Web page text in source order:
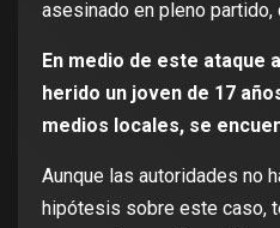
asesinado en pleno
En medio de este ataque
herido un joven de 17
medios locales, se
Aunque las autoridades no
hipótesis sobre este caso,